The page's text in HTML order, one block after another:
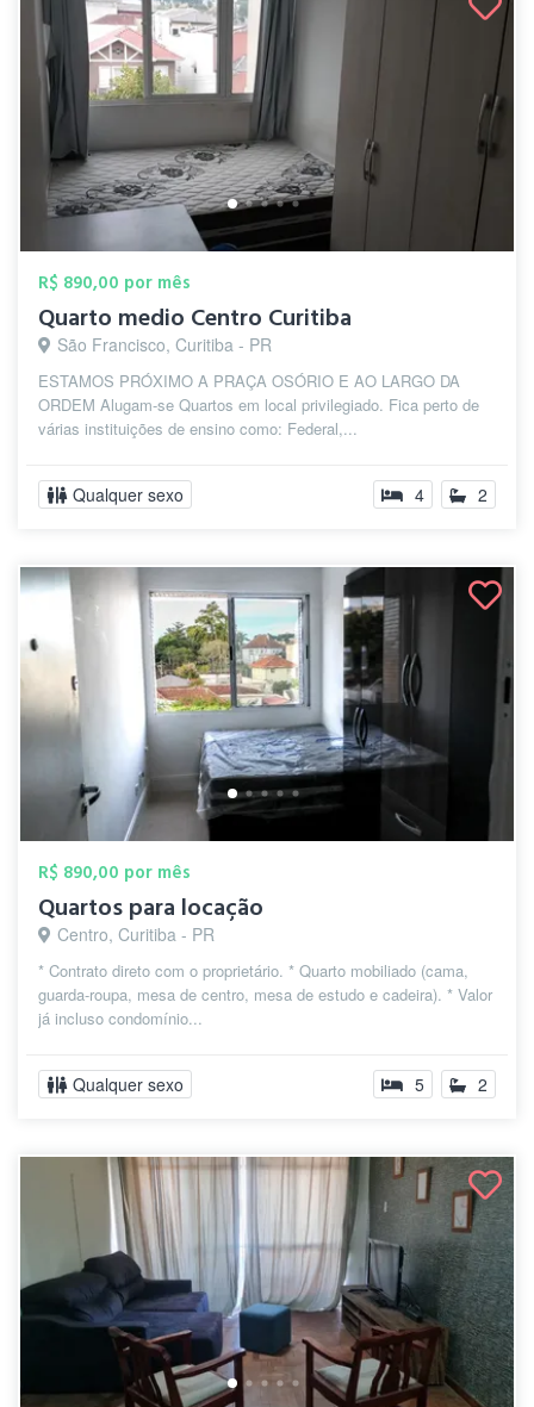
R$ 890,00 por mês
Quarto medio Centro Curitiba
São Francisco, Curitiba - PR
ESTAMOS PRÓXIMO A PRAÇA OSÓRIO E AO LARGO DA
ORDEM Alugam-se Quartos em local privilegiado. Fica perto de
várias instituições de ensino como: Federal,...
Qualquer sexo 4 2
R$ 890,00 por mês
Quartos para locação
Centro, Curitiba - PR
* Contrato direto com o proprietário. * Quarto mobiliado (cama,
guarda-roupa, mesa de centro, mesa de estudo e cadeira). * Valor
já incluso condomínio...
Qualquer sexo 5 2